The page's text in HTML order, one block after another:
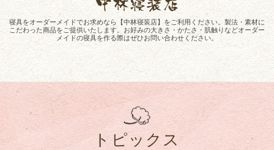
寝具をオーダーメイドでお求めなら【中林寝装店】をご利用ください。製法・素材に
こだわった商品をご提供いたします。お好みの大きさ・かたさ・肌触りなどオーダー
メイドの寝具を作る際はぜひお問い合わせください。
トピックス